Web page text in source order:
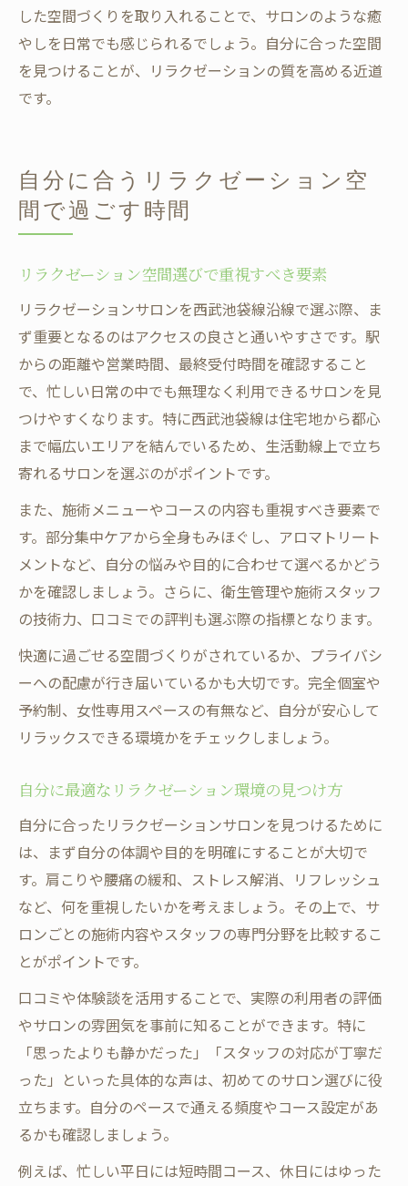
した空間づくりを取り入れることで、サロンのような癒
やしを日常でも感じられるでしょう。自分に合った空間
を見つけることが、リラクゼーションの質を高める近道
です。
自分に合うリラクゼーション空
間で過ごす時間
リラクゼーション空間選びで重視すべき要素
リラクゼーションサロンを西武池袋線沿線で選ぶ際、ま
ず重要となるのはアクセスの良さと通いやすさです。駅
からの距離や営業時間、最終受付時間を確認すること
で、忙しい日常の中でも無理なく利用できるサロンを見
つけやすくなります。特に西武池袋線は住宅地から都心
まで幅広いエリアを結んでいるため、生活動線上で立ち
寄れるサロンを選ぶのがポイントです。
また、施術メニューやコースの内容も重視すべき要素で
す。部分集中ケアから全身もみほぐし、アロマトリート
メントなど、自分の悩みや目的に合わせて選べるかどう
かを確認しましょう。さらに、衛生管理や施術スタッフ
の技術力、口コミでの評判も選ぶ際の指標となります。
快適に過ごせる空間づくりがされているか、プライバシ
ーへの配慮が行き届いているかも大切です。完全個室や
予約制、女性専用スペースの有無など、自分が安心して
リラックスできる環境かをチェックしましょう。
自分に最適なリラクゼーション環境の見つけ方
自分に合ったリラクゼーションサロンを見つけるために
は、まず自分の体調や目的を明確にすることが大切で
す。肩こりや腰痛の緩和、ストレス解消、リフレッシュ
など、何を重視したいかを考えましょう。その上で、サ
ロンごとの施術内容やスタッフの専門分野を比較するこ
とがポイントです。
口コミや体験談を活用することで、実際の利用者の評価
やサロンの雰囲気を事前に知ることができます。特に
「思ったよりも静かだった」「スタッフの対応が丁寧だ
った」といった具体的な声は、初めてのサロン選びに役
立ちます。自分のペースで通える頻度やコース設定があ
るかも確認しましょう。
例えば、忙しい平日には短時間コース、休日にはゆった